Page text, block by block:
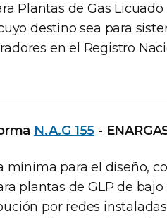
Plantas de Gas
destino sea para
en el Registro
N.A.G 155 -
mínima para el diseño,
plantas de GLP de
por redes